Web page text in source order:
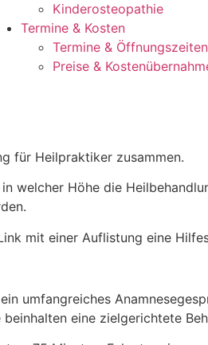
Kinderosteopathie
Termine & Kosten
Termine & Öffnungszeiten
Preise &
für Heilpraktiker zusammen.
welcher Höhe die
mit einer Auflistung eine
umfangreiches
eine zielgerichtete